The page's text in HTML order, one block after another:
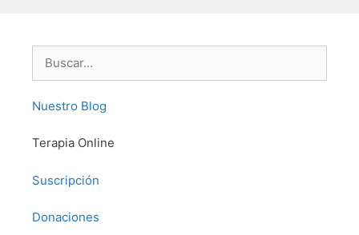
Nuestro Blog
Terapia Online
Suscripción
Donaciones